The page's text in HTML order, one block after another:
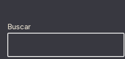
Buscar